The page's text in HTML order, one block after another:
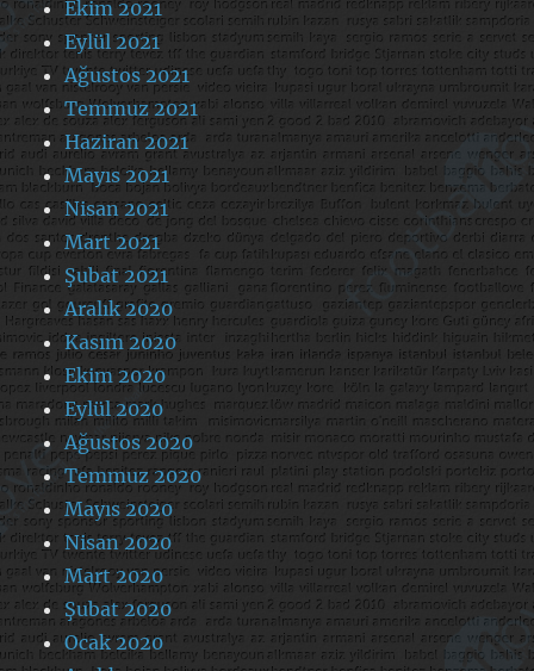
Ekim 2021
Eylül 2021
Ağustos 2021
Temmuz 2021
Haziran 2021
Mayıs 2021
Nisan 2021
Mart 2021
Şubat 2021
Aralık 2020
Kasım 2020
Ekim 2020
Eylül 2020
Ağustos 2020
Temmuz 2020
Mayıs 2020
Nisan 2020
Mart 2020
Şubat 2020
Ocak 2020